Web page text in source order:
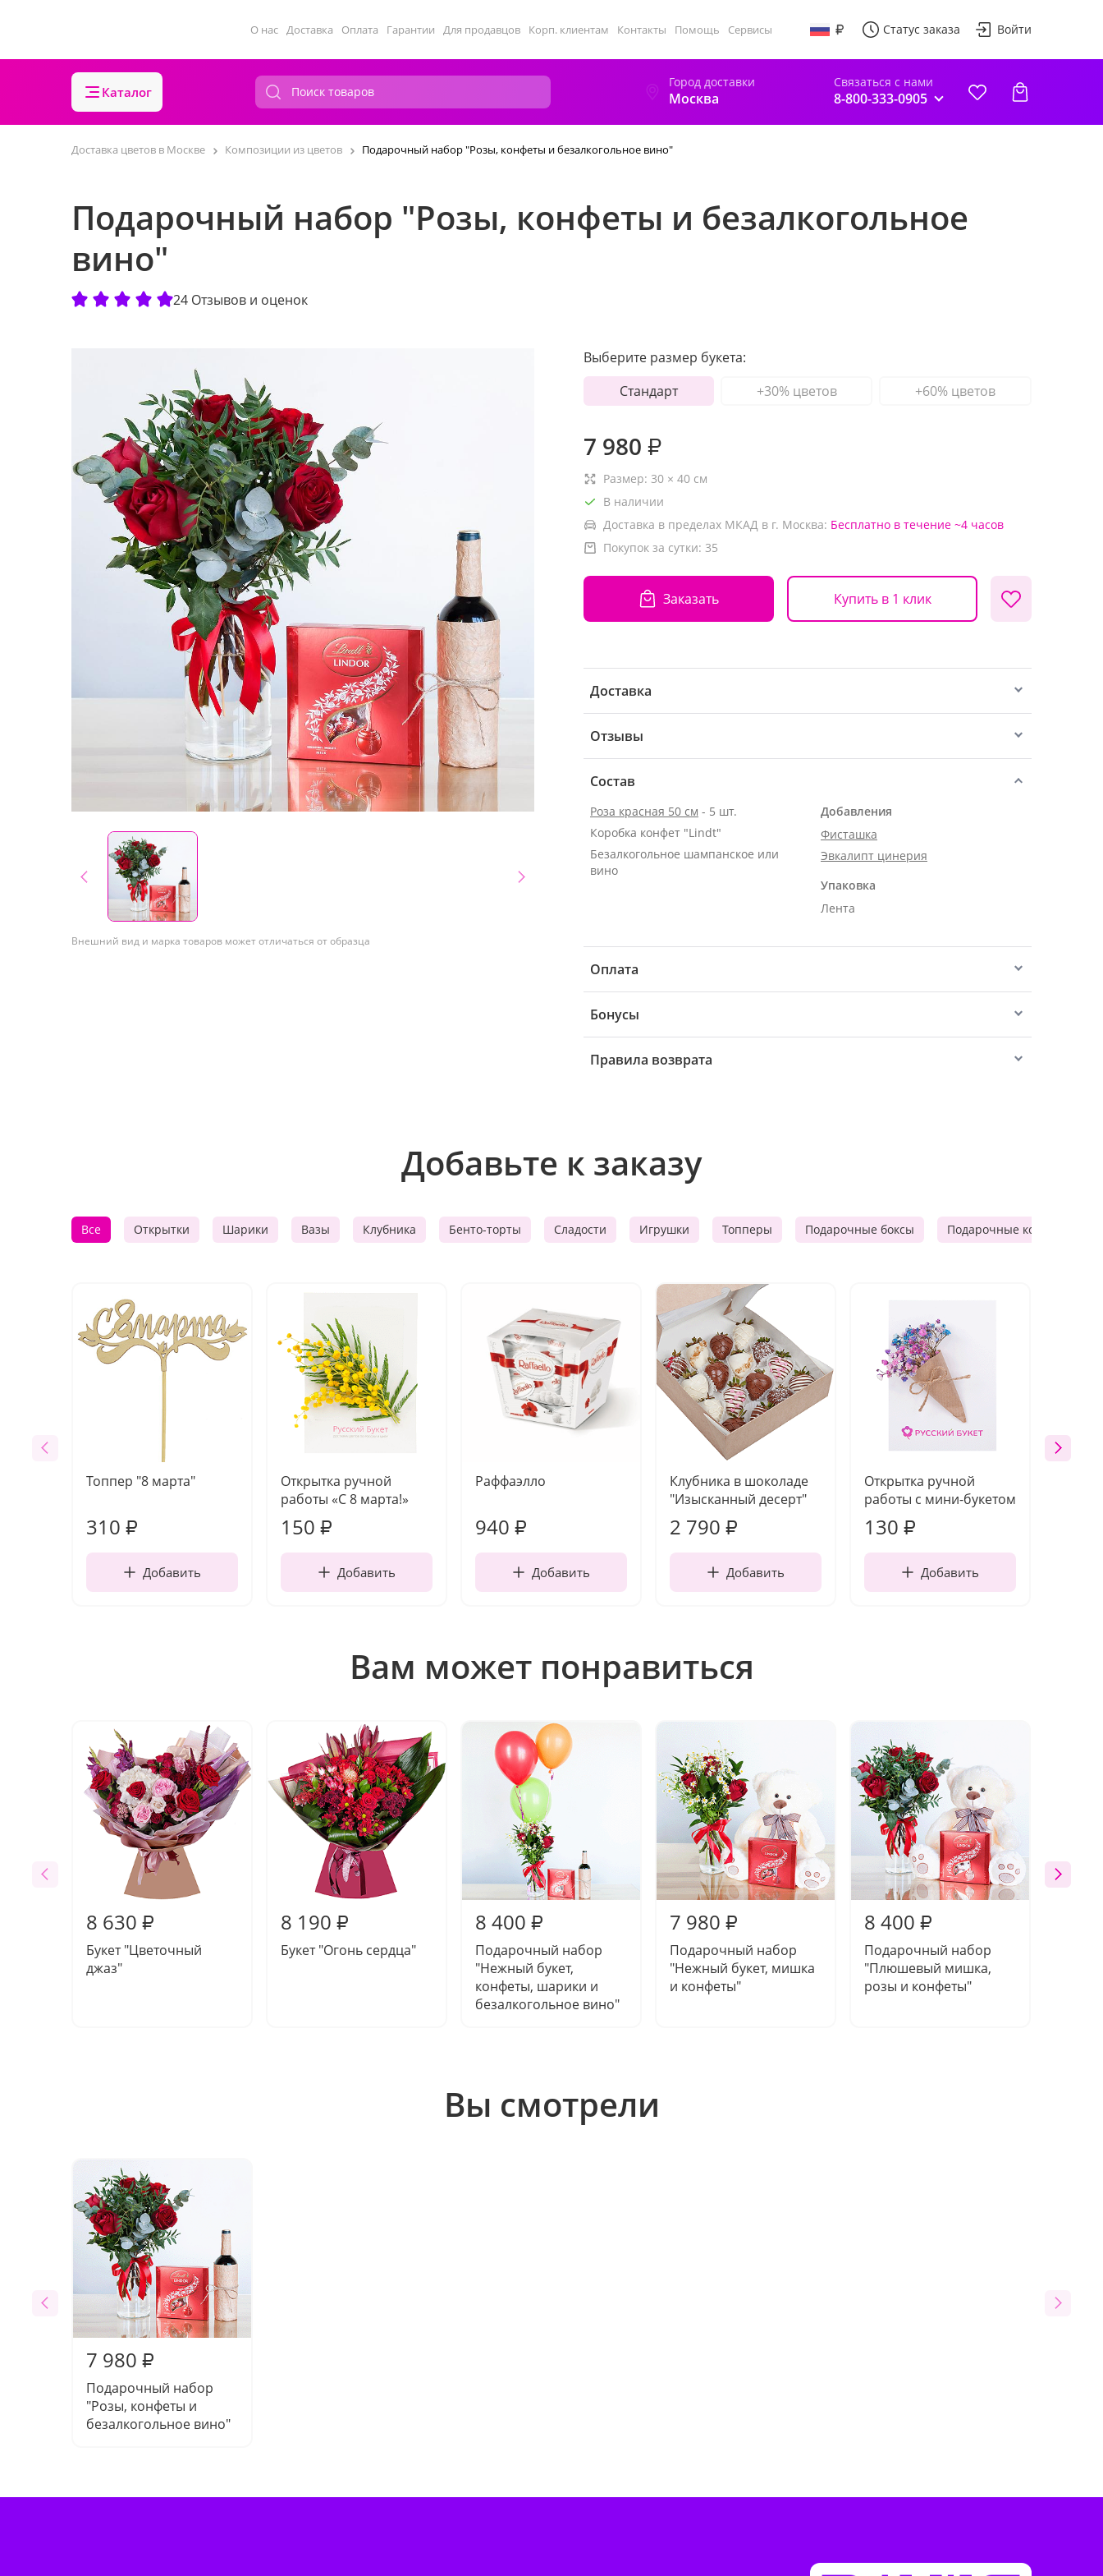
О нас Доставка Оплата Гарантии Для продавцов Корп. клиентам Контакты Помощь Сервисы Статус заказа Войти
Каталог
Город доставки
Москва
Связаться с нами
8-800-333-0905
Доставка цветов в Москве Композиции из цветов Подарочный набор "Розы, конфеты и безалкогольное вино"
Подарочный набор "Розы, конфеты и безалкогольное
вино"
24 Отзывов и оценок
Внешний вид и марка товаров может отличаться от образца
Выберите размер букета:
Стандарт
+30% цветов +60% цветов
7 980 ₽
Размер: 30 × 40 см
В наличии
Доставка в пределах МКАД в г. Москва: Бесплатно в течение ~4 часов
Покупок за сутки: 35
Заказать Купить в 1 клик
Доставка
Отзывы
Состав
Роза красная 50 см - 5 шт.
Коробка конфет "Lindt"
Безалкогольное шампанское или
вино
Добавления
Фисташка
Эвкалипт цинерия
Упаковка
Лента
Оплата
Бонусы
Правила возврата
Добавьте к заказу
Все Открытки Шарики Вазы Клубника Бенто-торты Сладости Игрушки Топперы Подарочные боксы Подарочные корзины
Топпер "8 марта"
310 ₽
Добавить
Открытка ручной
работы «С 8 марта!»
150 ₽
Добавить
Раффаэлло
940 ₽
Добавить
Клубника в шоколаде
"Изысканный десерт"
2 790 ₽
Добавить
Открытка ручной
работы с мини-букетом
130 ₽
Добавить
Вам может понравиться
8 630 ₽
Букет "Цветочный
джаз"
8 190 ₽
Букет "Огонь сердца"
8 400 ₽
Подарочный набор
"Нежный букет,
конфеты, шарики и
безалкогольное вино"
7 980 ₽
Подарочный набор
"Нежный букет, мишка
и конфеты"
8 400 ₽
Подарочный набор
"Плюшевый мишка,
розы и конфеты"
Вы смотрели
7 980 ₽
Подарочный набор
"Розы, конфеты и
безалкогольное вино"